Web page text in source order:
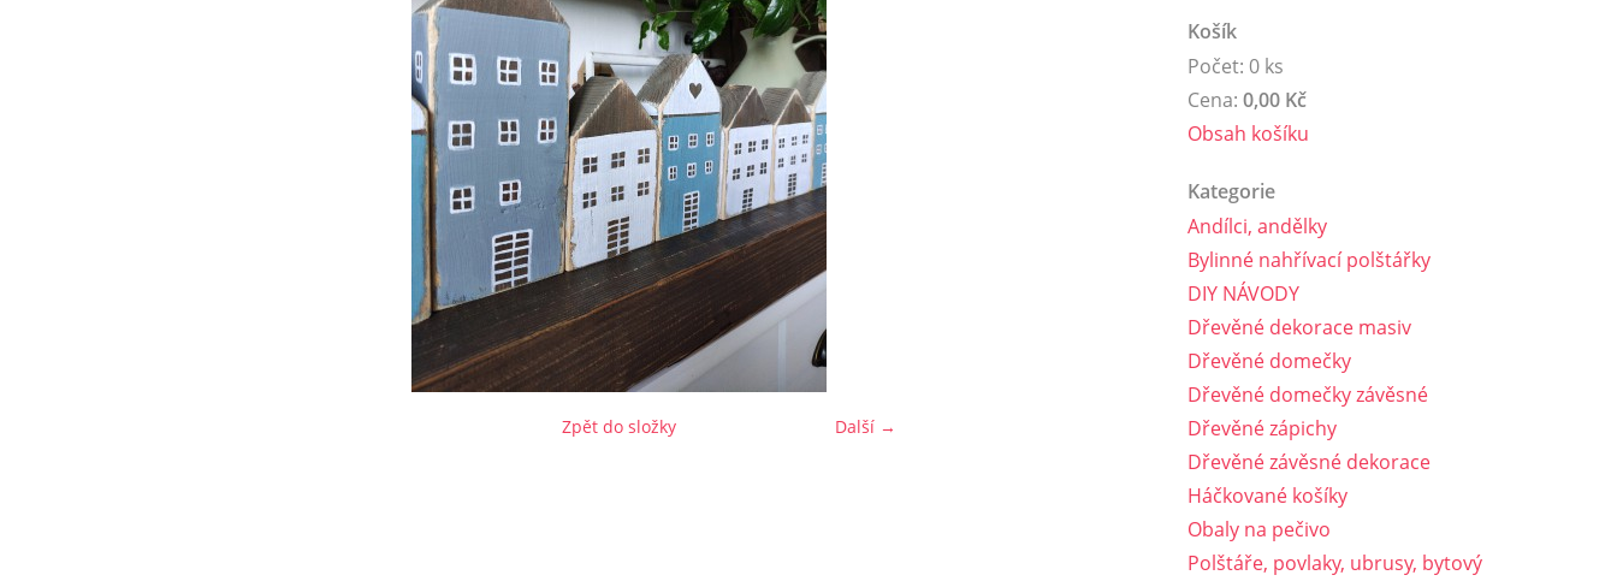
Další →
Zpět do složky
Košík
Počet: 0 ks
Cena: 0,00 Kč
Obsah košíku
Kategorie
Andílci, andělky
Bylinné nahřívací polštářky
DIY NÁVODY
Dřevěné dekorace masiv
Dřevěné domečky
Dřevěné domečky závěsné
Dřevěné zápichy
Dřevěné závěsné dekorace
Háčkované košíky
Obaly na pečivo
Polštáře, povlaky, ubrusy, bytový